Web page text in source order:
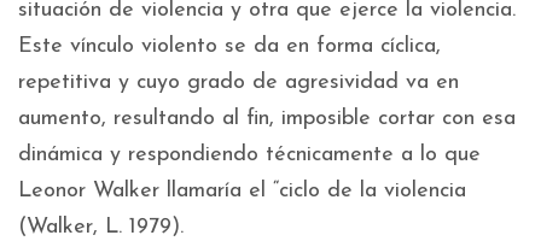
situación de violencia y otra que ejerce la violencia.
Este vínculo violento se da en forma cíclica,
repetitiva y cuyo grado de agresividad va en
aumento, resultando al fin, imposible cortar con esa
dinámica y respondiendo técnicamente a lo que
Leonor Walker llamaría el “ciclo de la violencia
(Walker, L. 1979).